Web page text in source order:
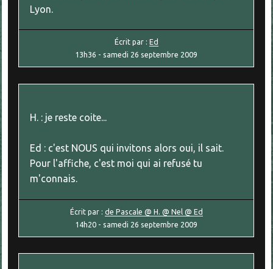
Lyon.
Écrit par : Ed
13h36 - samedi 26 septembre 2009
H. : je reste coite...
Ed : c'est NOUS qui invitons alors oui, il sait.
Pour l'affiche, c'est moi qui ai refusé tu
m'connais.
Écrit par : de Pascale @ H. @ Nel @ Ed
14h20 - samedi 26 septembre 2009